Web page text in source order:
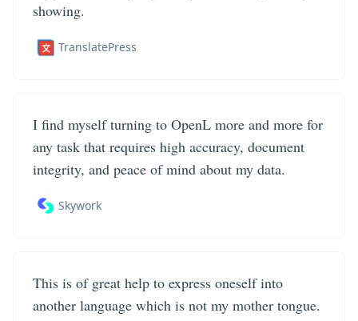
showing.
TranslatePress
I find myself turning to OpenL more and more for
any task that requires high accuracy, document
integrity, and peace of mind about my data.
Skywork
This is of great help to express oneself into
another language which is not my mother tongue.